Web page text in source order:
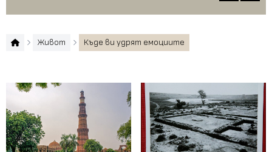
Живот Къде ви удрят емоциите